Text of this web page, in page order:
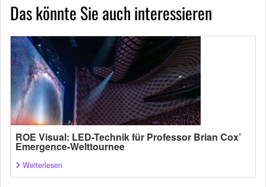
Das könnte Sie auch interessieren
ROE Visual: LED-Technik für Professor Brian Cox’
Emergence-Welttournee
Weiterlesen